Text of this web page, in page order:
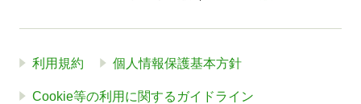
利用規約 個人情報保護基本方針
Cookie等の利用に関するガイドライン